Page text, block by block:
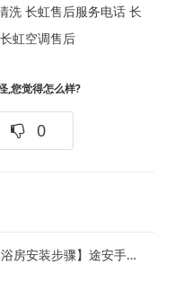
洗 长虹售后服务电话 长
长虹空调售后
,您觉得怎么样?
0
骤】途安手动空调油耗高吗